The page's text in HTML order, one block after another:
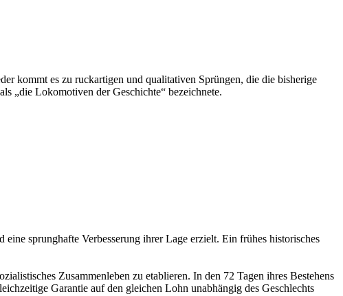
kommt es zu ruckartigen und qualitativen Sprüngen, die die bisherige
„die Lokomotiven der Geschichte“ bezeichnete.
sprunghafte Verbesserung ihrer Lage erzielt. Ein frühes historisches
Zusammenleben zu etablieren. In den 72 Tagen ihres Bestehens
Garantie auf den gleichen Lohn unabhängig des Geschlechts